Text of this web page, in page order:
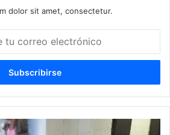
dolor sit amet, consectetur.